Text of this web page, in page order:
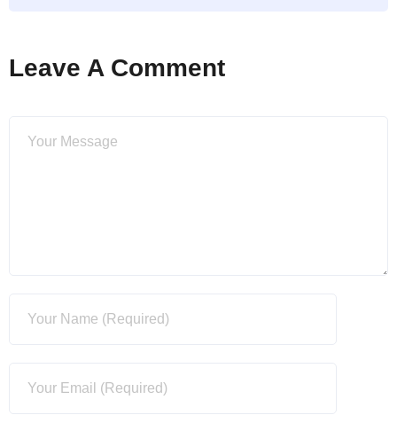
Leave A Comment